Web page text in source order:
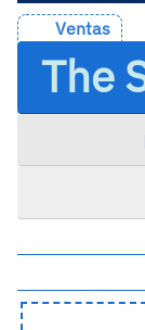
Ventas
The